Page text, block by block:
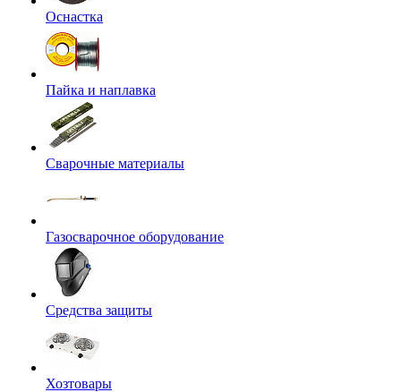
Оснастка
Пайка и наплавка
Сварочные материалы
Газосварочное оборудование
Средства защиты
Хозтовары